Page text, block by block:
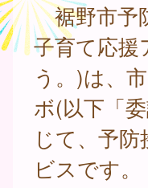
裾野市予
子育て応援
う。)は、
ボ(以下「
じて、予
ビスです。